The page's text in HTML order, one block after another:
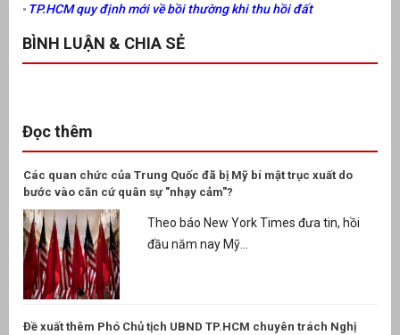
TP.HCM quy định mới về bồi thường khi thu hồi đất
BÌNH LUẬN & CHIA SẺ
Đọc thêm
Các quan chức của Trung Quốc đã bị Mỹ bí mật trục xuất do
bước vào căn cứ quân sự "nhạy cảm"?
Theo báo New York Times đưa tin, hồi
đầu năm nay Mỹ...
Đề xuất thêm Phó Chủ tịch UBND TP.HCM chuyên trách Nghị